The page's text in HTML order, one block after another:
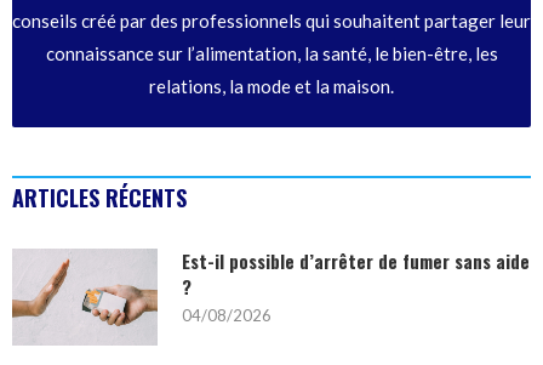
conseils créé par des professionnels qui souhaitent partager leur
connaissance sur l’alimentation, la santé, le bien-être, les
relations, la mode et la maison.
ARTICLES RÉCENTS
Est-il possible d’arrêter de fumer sans aide
?
04/08/2026